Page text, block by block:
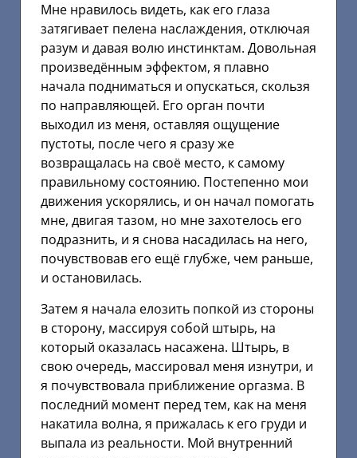
Мне нравилось видеть, как его глаза
затягивает пелена наслаждения, отключая
разум и давая волю инстинктам. Довольная
произведённым эффектом, я плавно
начала подниматься и опускаться, скользя
по направляющей. Его орган почти
выходил из меня, оставляя ощущение
пустоты, после чего я сразу же
возвращалась на своё место, к самому
правильному состоянию. Постепенно мои
движения ускорялись, и он начал помогать
мне, двигая тазом, но мне захотелось его
подразнить, и я снова насадилась на него,
почувствовав его ещё глубже, чем раньше,
и остановилась.
Затем я начала елозить попкой из стороны
в сторону, массируя собой штырь, на
который оказалась насажена. Штырь, в
свою очередь, массировал меня изнутри, и
я почувствовала приближение оргазма. В
последний момент перед тем, как на меня
накатила волна, я прижалась к его груди и
выпала из реальности. Мой внутренний